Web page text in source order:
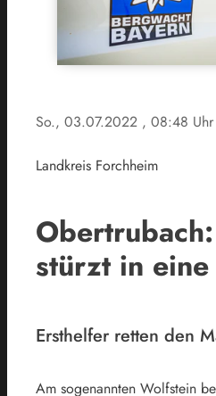
So., 03.07.2022 , 08:48 Uhr
Landkreis Forchheim
stürzt in
Ersthelfer retten den
Am sogenannten Wolfstein